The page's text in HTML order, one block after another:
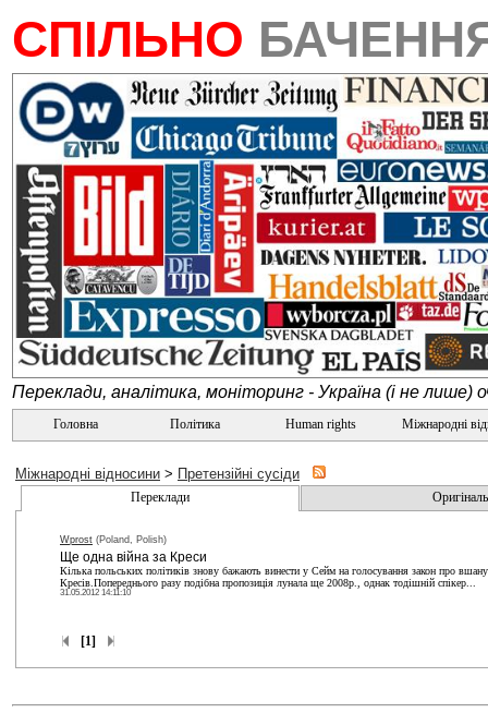
СПІЛЬНО
Переклади, аналітика, моніторинг - Україна (і не лише)
Головна Політика Human rights Міжнародні
Міжнародні відносини > Претензійні сусіди
Переклади
Wprost (Poland, Polish)
Ще одна війна за Креси
Кілька польських політиків знову бажають винести у Сейм на голосування закон про
Кресів.Попереднього разу подібна пропозиція лунала ще 2008р., однак тодішній спікер...
31.05.2012 14:11:10
[1]